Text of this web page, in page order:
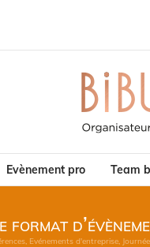
Evènement pro Team
format
Evénements d'entreprise